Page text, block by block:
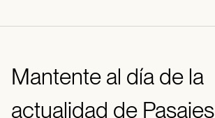
Mantente al día de la
actualidad de Pasajes